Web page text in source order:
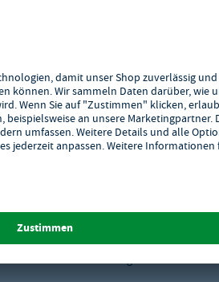
von einem Fachmann installiert und in
Fachmann installiert und in Betrieb
werden. Die Umrüstung der Gas-Art muss